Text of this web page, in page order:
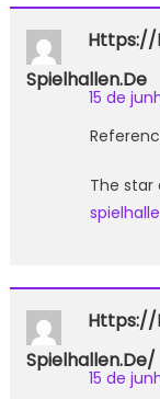
Https://
Spielhallen.de
15 de
The star
Https://
Spielhallen.de/
15 de